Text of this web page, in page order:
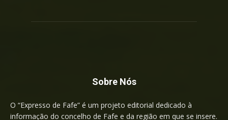
Sobre Nós
O “Expresso de Fafe” é um projeto editorial dedicado à
informação do concelho de Fafe e da região em que se insere.